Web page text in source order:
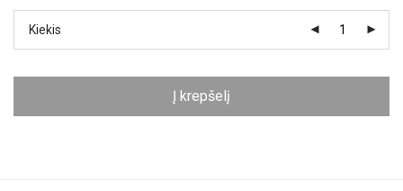
Kiekis
Į krepšelį